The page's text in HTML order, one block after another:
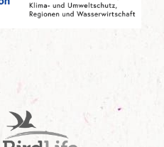
Birdlife